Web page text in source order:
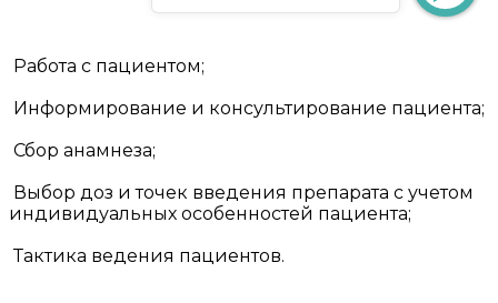
Работа с пациентом;
Информирование и консультирование пациента;
Сбор анамнеза;
Выбор доз и точек введения препарата с учетом
индивидуальных особенностей пациента;
Тактика ведения пациентов.